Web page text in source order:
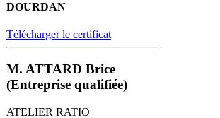
DOURDAN
Télécharger le certificat
M. ATTARD Brice
(Entreprise qualifiée)
ATELIER RATIO